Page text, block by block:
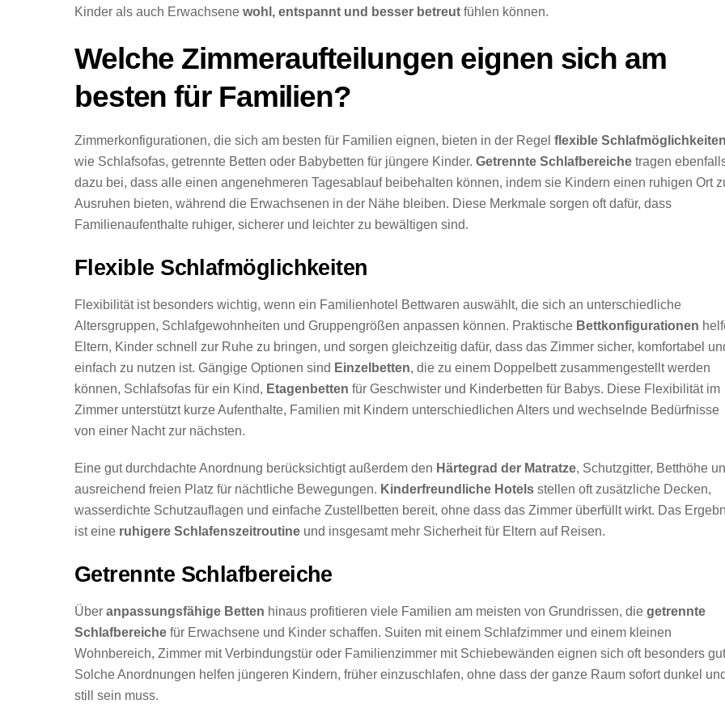
Kinder als auch Erwachsene wohl, entspannt und besser betreut fühlen können.
Welche Zimmeraufteilungen eignen sich am
besten für Familien?
Zimmerkonfigurationen, die sich am besten für Familien eignen, bieten in der Regel flexible Schlafmöglichkeiten
wie Schlafsofas, getrennte Betten oder Babybetten für jüngere Kinder. Getrennte Schlafbereiche tragen
dazu bei, dass alle einen angenehmeren Tagesablauf beibehalten können, indem sie Kindern einen ruhigen Ort
Ausruhen bieten, während die Erwachsenen in der Nähe bleiben. Diese Merkmale sorgen oft dafür, dass
Familienaufenthalte ruhiger, sicherer und leichter zu bewältigen sind.
Flexible Schlafmöglichkeiten
Flexibilität ist besonders wichtig, wenn ein Familienhotel Bettwaren auswählt, die sich an unterschiedliche
Altersgruppen, Schlafgewohnheiten und Gruppengrößen anpassen können. Praktische Bettkonfigurationen
Eltern, Kinder schnell zur Ruhe zu bringen, und sorgen gleichzeitig dafür, dass das Zimmer sicher, komfortabel
einfach zu nutzen ist. Gängige Optionen sind Einzelbetten, die zu einem Doppelbett zusammengestellt werden
können, Schlafsofas für ein Kind, Etagenbetten für Geschwister und Kinderbetten für Babys. Diese Flexibilität im
Zimmer unterstützt kurze Aufenthalte, Familien mit Kindern unterschiedlichen Alters und wechselnde Bedürfnisse
von einer Nacht zur nächsten.
Eine gut durchdachte Anordnung berücksichtigt außerdem den Härtegrad der Matratze, Schutzgitter, Betthöhe
ausreichend freien Platz für nächtliche Bewegungen. Kinderfreundliche Hotels stellen oft zusätzliche Decken,
wasserdichte Schutzauflagen und einfache Zustellbetten bereit, ohne dass das Zimmer überfüllt wirkt. Das
ist eine ruhigere Schlafenszeitroutine und insgesamt mehr Sicherheit für Eltern auf Reisen.
Getrennte Schlafbereiche
Über anpassungsfähige Betten hinaus profitieren viele Familien am meisten von Grundrissen, die getrennte
Schlafbereiche für Erwachsene und Kinder schaffen. Suiten mit einem Schlafzimmer und einem kleinen
Wohnbereich, Zimmer mit Verbindungstür oder Familienzimmer mit Schiebewänden eignen sich oft besonders
Solche Anordnungen helfen jüngeren Kindern, früher einzuschlafen, ohne dass der ganze Raum sofort dunkel und
still sein muss.